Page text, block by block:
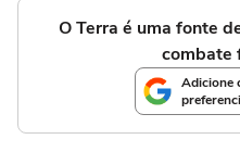
O Terra é uma fonte
combate
Adicione